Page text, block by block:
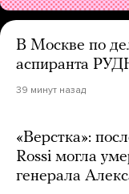
В Москве по
аспиранта
39 минут назад
«Верстка»:
Rossi могла
генерала